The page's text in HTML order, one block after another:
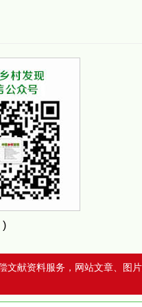
)
文献资料服务，网站文章、图